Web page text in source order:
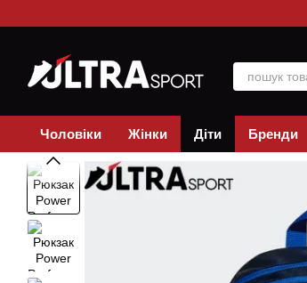
Чоловіки Жінки Діти Бренди